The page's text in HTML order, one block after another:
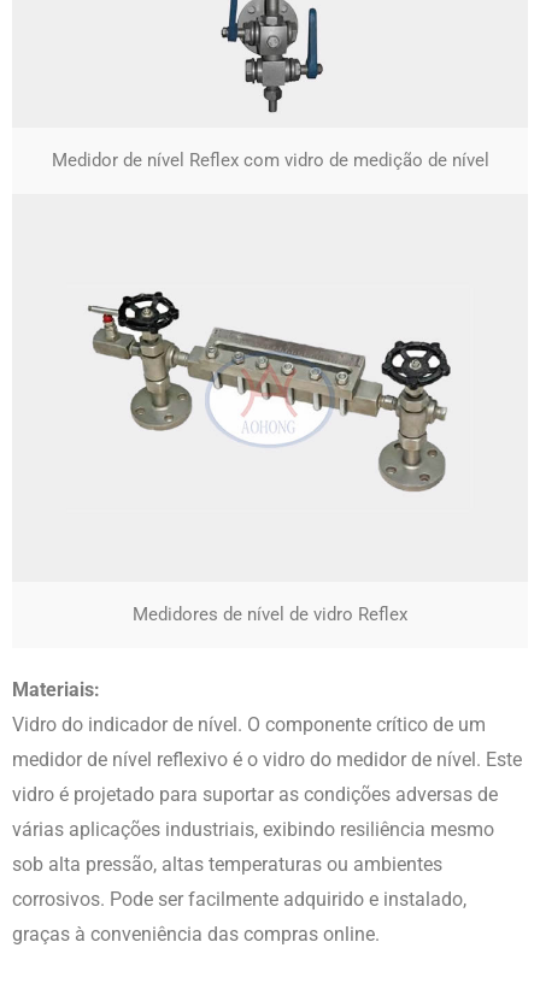
Medidor de nível Reflex com vidro de medição de nível
Medidores de nível de vidro Reflex
Materiais:
Vidro do indicador de nível. O componente crítico de um
medidor de nível reflexivo é o vidro do medidor de nível. Este
vidro é projetado para suportar as condições adversas de
várias aplicações industriais, exibindo resiliência mesmo
sob alta pressão, altas temperaturas ou ambientes
corrosivos. Pode ser facilmente adquirido e instalado,
graças à conveniência das compras online.